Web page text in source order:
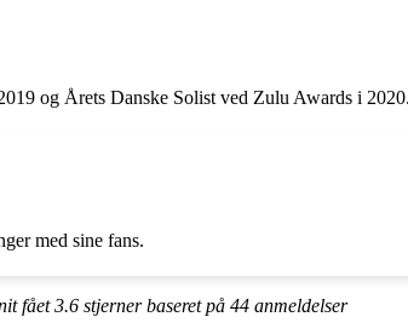
og Årets Danske Solist ved Zulu Awards i
med sine fans.
fået3.6 stjerner baseret på 44 anmeldelser